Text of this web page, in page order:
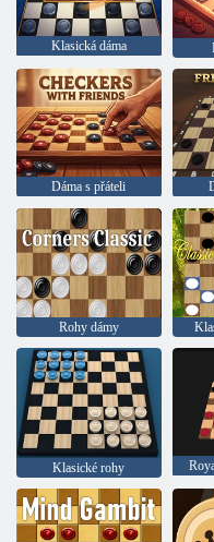
Klasická dáma
Dáma s přáteli
Rohy dámy
Klasické rohy